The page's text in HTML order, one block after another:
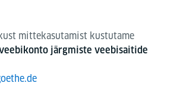
mittekasutamist kustutame
järgmiste veebisaitide